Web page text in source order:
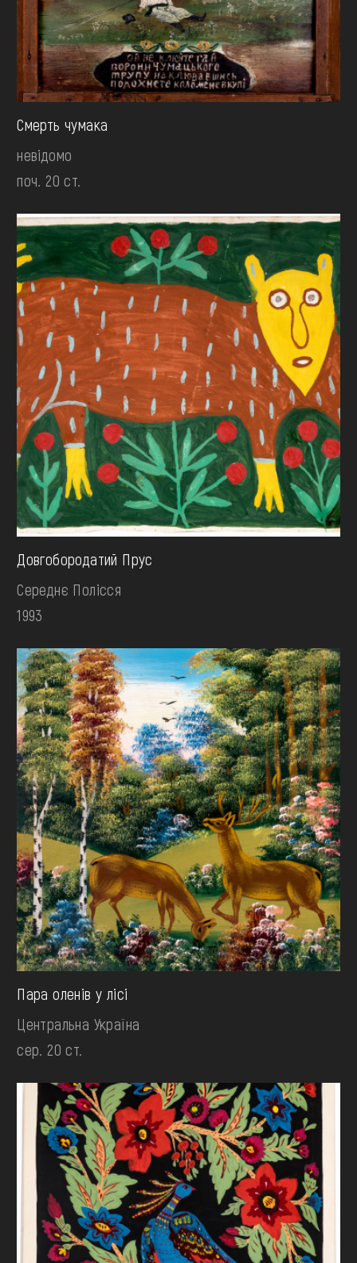
Смерть чумака
невідомо
поч. 20 ст.
Довгобородатий Прус
Середнє Полісся
1993
Пара оленів у лісі
Центральна Україна
сер. 20 ст.